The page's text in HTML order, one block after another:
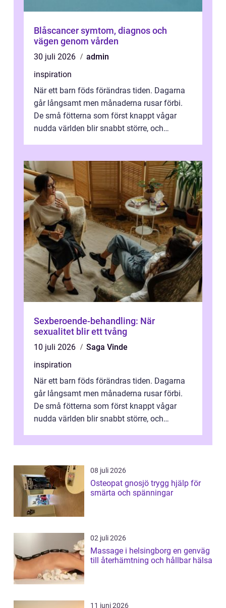
Blåscancer symtom, diagnos och
vägen genom vården
30 juli 2026
admin
inspiration
När ett barn föds förändras tiden. Dagarna
går långsamt men månaderna rusar förbi.
De små fötterna som först knappt vågar
nudda världen blir snabbt större, och
Sexberoende-behandling: När
sexualitet blir ett tvång
10 juli 2026
Saga Vinde
inspiration
När ett barn föds förändras tiden. Dagarna
går långsamt men månaderna rusar förbi.
De små fötterna som först knappt vågar
nudda världen blir snabbt större, och
08 juli 2026
Osteopat gnosjö trygg hjälp för
smärta och spänningar
02 juli 2026
Massage i helsingborg en genväg
till återhämtning och hållbar hälsa
11 juni 2026